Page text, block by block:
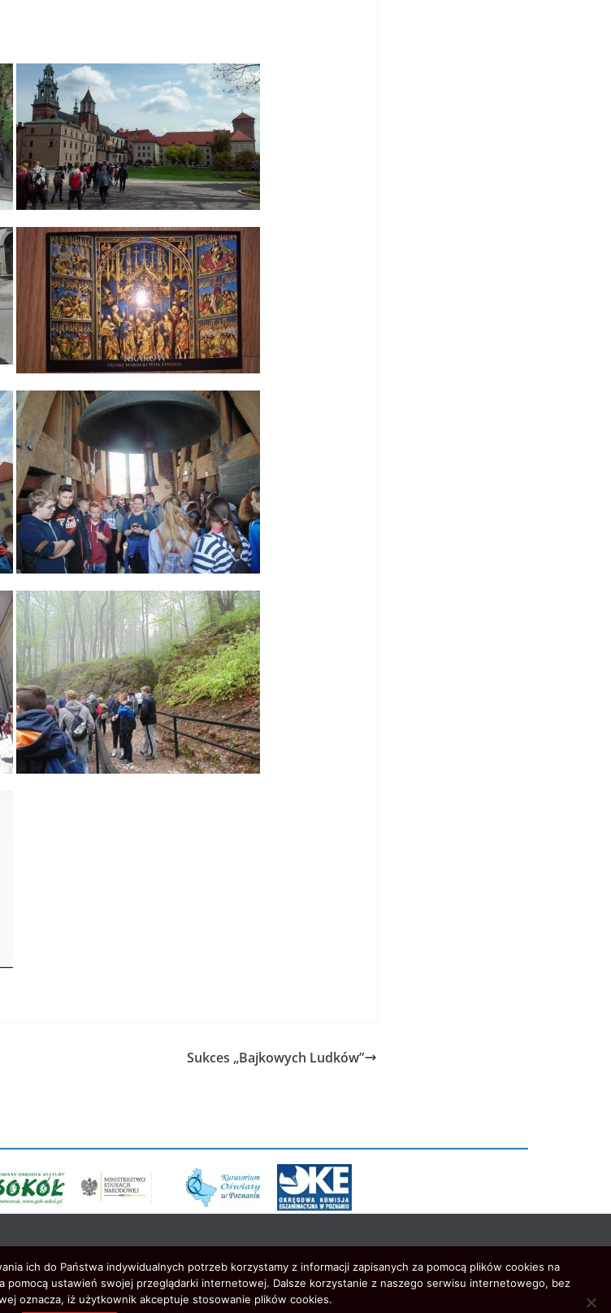
Sukces „Bajkowych Ludków”
ich do Państwa indywidualnych potrzeb korzystamy z informacji zapisanych za pomocą plików cookies na
ustawień swojej przeglądarki internetowej. Dalsze korzystanie z naszego serwisu internetowego, bez
oznacza, iż użytkownik akceptuje stosowanie plików cookies.